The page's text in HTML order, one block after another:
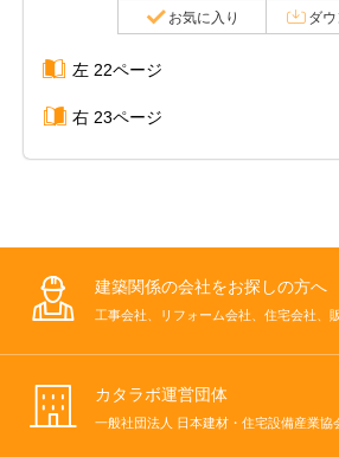
お気に入り ダ
左 22ページ
右 23ページ
建築関係の会社をお探しの方へ
工事会社、リフォーム会社、住宅会社、
カタラボ運営団体
一般社団法人 日本建材・住宅設備産業協